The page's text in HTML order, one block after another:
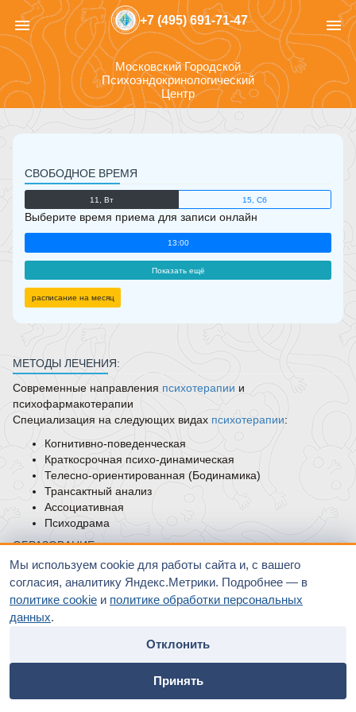
Мы используем cookie для работы сайта и, с вашего
согласия, аналитику Яндекс.Метрики. Подробнее — в
политике cookie и политике обработки персональных
данных.
Отклонить
Принять
menu +7 (495) 691-71-47 menu
Московский Городской
Психоэндокринологический
Центр
СВОБОДНОЕ ВРЕМЯ
11, Вт 15, Сб
Выберите время приема для записи онлайн
13:00
Показать ещё
расписание на месяц
МЕТОДЫ ЛЕЧЕНИЯ:
Современные направления психотерапии и
психофармакотерапии
Специализация на следующих видах психотерапии:
Когнитивно-поведенческая
Краткосрочная психо-динамическая
Телесно-ориентированная (Бодинамика)
Трансактный анализ
Ассоциативная
Психодрама
ОБРАЗОВАНИЕ:
Государственный Медицинский Университет им. Н.Н.
Бурденко; лечащийврач(2008г. Воронеж)
Ординатура ФГБУ «Национальный медицинский
исследовательский центр
ВГМУ им Н.Н.Бурденко КПДО; специализация
психотерапия, переподготовка по психиатрии (2015 г.
Воронеж)